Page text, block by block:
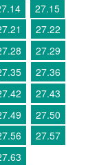
27.15
27.22
27.29
27.36
27.43
27.50
27.57